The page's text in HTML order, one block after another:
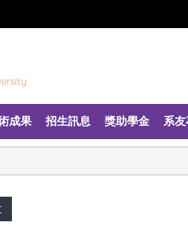
成果 招生訊息 獎助學金 系